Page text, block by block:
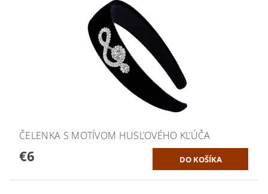
ČELENKA S MOTÍVOM HUSĽOVÉHO KĽÚČA
€6